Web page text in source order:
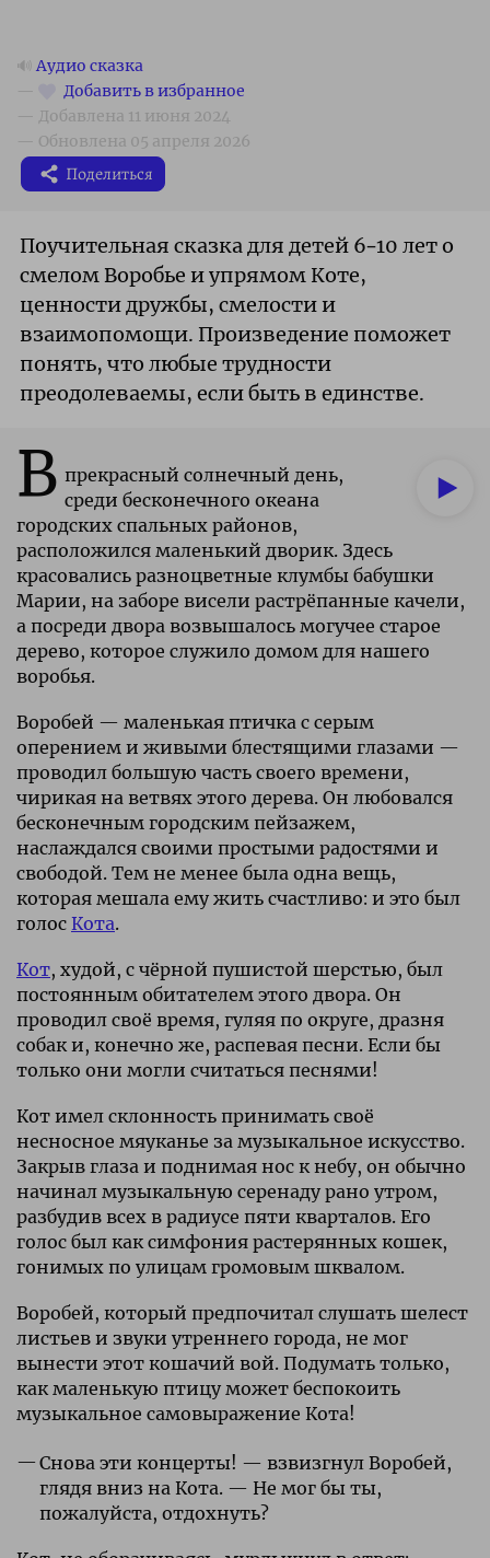
🔊 Аудио сказка
Поделиться
Поучительная сказка для детей 6–10 лет о
смелом Воробье и упрямом Коте,
ценности дружбы, смелости и
взаимопомощи. Произведение поможет
понять, что любые трудности
преодолеваемы, если быть в единстве.
В прекрасный солнечный день,
среди бесконечного океана
городских спальных районов,
расположился маленький дворик. Здесь
красовались разноцветные клумбы бабушки
Марии, на заборе висели растрёпанные качели,
а посреди двора возвышалось могучее старое
дерево, которое служило домом для нашего
воробья.
Воробей — маленькая птичка с серым
оперением и живыми блестящими глазами —
проводил большую часть своего времени,
чирикая на ветвях этого дерева. Он любовался
бесконечным городским пейзажем,
наслаждался своими простыми радостями и
свободой. Тем не менее была одна вещь,
которая мешала ему жить счастливо: и это был
голос Кота.
Кот, худой, с чёрной пушистой шерстью, был
постоянным обитателем этого двора. Он
проводил своё время, гуляя по округе, дразня
собак и, конечно же, распевая песни. Если бы
только они могли считаться песнями!
Кот имел склонность принимать своё
несносное мяуканье за музыкальное искусство.
Закрыв глаза и поднимая нос к небу, он обычно
начинал музыкальную серенаду рано утром,
разбудив всех в радиусе пяти кварталов. Его
голос был как симфония растерянных кошек,
гонимых по улицам громовым шквалом.
Воробей, который предпочитал слушать шелест
листьев и звуки утреннего города, не мог
вынести этот кошачий вой. Подумать только,
как маленькую птицу может беспокоить
музыкальное самовыражение Кота!
Снова эти концерты! — взвизгнул Воробей,
глядя вниз на Кота. — Не мог бы ты,
пожалуйста, отдохнуть?